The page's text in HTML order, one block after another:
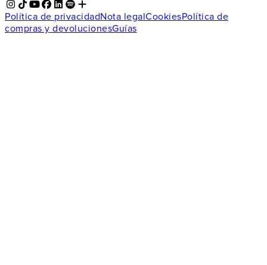
Política de privacidadNota legalCookiesPolítica de
compras y devolucionesGuías